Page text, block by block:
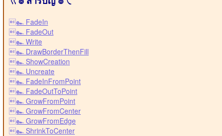
๛ FadeIn
๛ FadeOut
๛ Write
๛ DrawBorderThenFill
๛ ShowCreation
๛ Uncreate
๛ FadeInFromPoint
๛ FadeOutToPoint
๛ GrowFromPoint
๛ GrowFromCenter
๛ GrowFromEdge
๛ ShrinkToCenter